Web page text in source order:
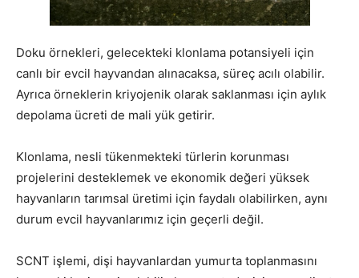
Doku örnekleri, gelecekteki klonlama potansiyeli için
canlı bir evcil hayvandan alınacaksa, süreç acılı olabilir.
Ayrıca örneklerin kriyojenik olarak saklanması için aylık
depolama ücreti de mali yük getirir.
Klonlama, nesli tükenmekteki türlerin korunması
projelerini desteklemek ve ekonomik değeri yüksek
hayvanların tarımsal üretimi için faydalı olabilirken, aynı
durum evcil hayvanlarımız için geçerli değil.
SCNT işlemi, dişi hayvanlardan yumurta toplanmasını